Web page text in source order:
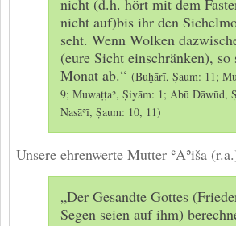
nicht (d.h. hört mit dem
nicht auf)bis ihr den
seht. Wenn Wolken
(eure Sicht einschränken), so
Monat ab.“ (Buḫārī, Ṣaum: 11;
9; Muwaṭṭaʾ, Ṣiyām: 1; Abū Dāwūd,
Nasāʾī, Ṣaum: 10, 11)
Unsere ehrenwerte Mutter ʿĀʾiša
„Der Gesandte Gottes
Segen seien auf ihm)